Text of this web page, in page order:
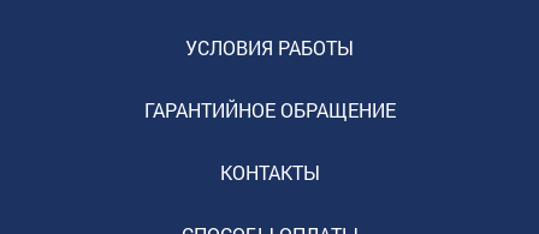
УСЛОВИЯ РАБОТЫ
ГАРАНТИЙНОЕ ОБРАЩЕНИЕ
КОНТАКТЫ